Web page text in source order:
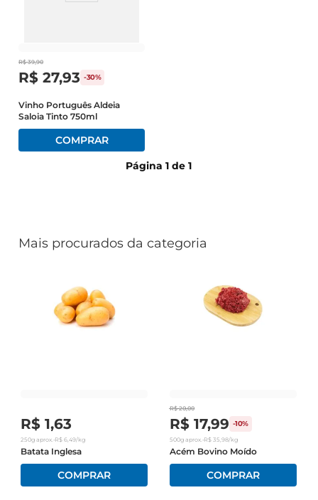
R$ 39,90
R$ 27,93 -30%
Vinho Português Aldeia
Saloia Tinto 750ml
Página1 de 1
Mais procurados da categoria
R$ 1,63
250g aprox. •R$ 6,49/kg
Batata Inglesa
R$ 20,00
R$ 17,99 -10%
500gaprox. •R$ 35,98/kg
Acém Bovino Moído